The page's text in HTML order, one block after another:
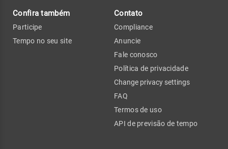
Confira também
Participe
Tempo no seu site
Contato
Compliance
Anuncie
Fale conosco
Política de privacidade
Change privacy settings
FAQ
Termos de uso
API de previsão de tempo